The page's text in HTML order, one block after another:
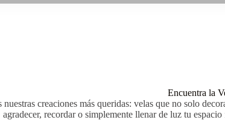
Encuentra la
creaciones más queridas: velas que no solo
agradecer, recordar o simplemente llenar de luz tu